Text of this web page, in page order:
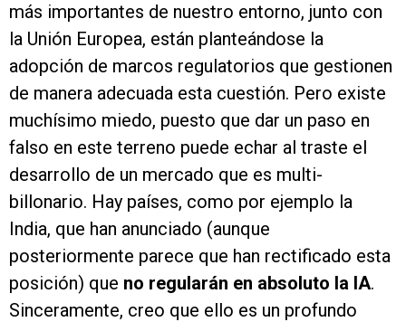
más importantes de nuestro entorno, junto con
la Unión Europea, están planteándose la
adopción de marcos regulatorios que gestionen
de manera adecuada esta cuestión. Pero existe
muchísimo miedo, puesto que dar un paso en
falso en este terreno puede echar al traste el
desarrollo de un mercado que es multi-
billonario. Hay países, como por ejemplo la
India, que han anunciado (aunque
posteriormente parece que han rectificado esta
posición) que no regularán en absoluto la IA.
Sinceramente, creo que ello es un profundo